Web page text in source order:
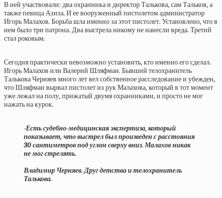
В ней участвовали: два охранника и директор Талькова, сам Тальков, а
также певица Азиза. И ее вооруженный пистолетом администратор
Игорь Малахов. Борьба шла именно за этот пистолет. Установлено, что в
нем было три патрона. Два выстрела никому не нанесли вреда. Третий
стал роковым.
Сегодня практически невозможно установить, кто именно его сделал.
Игорь Малахов или Валерий Шляфман. Бывший телохранитель
Талькова Черняев много лет вел собственное расследование и убежден,
что Шляфман вырвал пистолет из рук Малахова, который в тот момент
уже лежал на полу, прижатый двумя охранниками, и просто не мог
нажать на курок.
-Есть судебно-медицинская экспертиза, который
показывает, что выстрел был произведен с расстояния
30 сантиметров под углом сверху вниз. Малахов никак
не мог стрелять.
Владимир Черняев. Друг детства и телохранитель
Талькова.